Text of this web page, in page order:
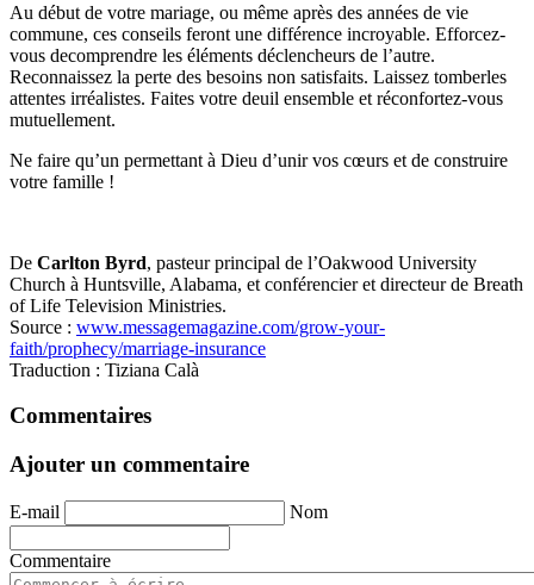
Au début de votre mariage, ou même après des années de vie
commune, ces conseils feront une différence incroyable. Efforcez-
vous decomprendre les éléments déclencheurs de l’autre.
Reconnaissez la perte des besoins non satisfaits. Laissez tomberles
attentes irréalistes. Faites votre deuil ensemble et réconfortez-vous
mutuellement.
Ne faire qu’un permettant à Dieu d’unir vos cœurs et de construire
votre famille !
De Carlton Byrd, pasteur principal de l’Oakwood University
Church à Huntsville, Alabama, et conférencier et directeur de Breath
of Life Television Ministries.
Source : www.messagemagazine.com/grow-your-
faith/prophecy/marriage-insurance
Traduction : Tiziana Calà
Commentaires
Ajouter un commentaire
E-mail Nom
Commentaire